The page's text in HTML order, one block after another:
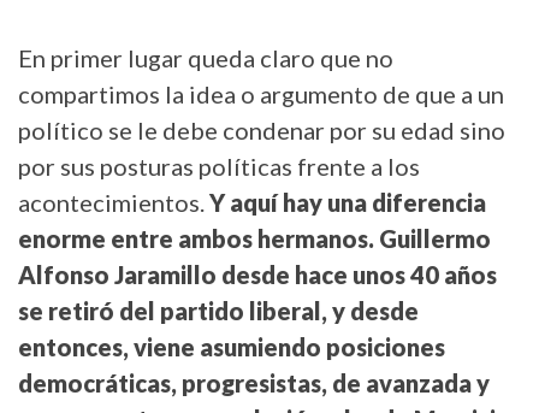
En primer lugar queda claro que no
compartimos la idea o argumento de que a un
político se le debe condenar por su edad sino
por sus posturas políticas frente a los
acontecimientos.Y aquí hay una diferencia
enorme entre ambos hermanos. Guillermo
Alfonso Jaramillo desde hace unos 40 años
se retiró del partido liberal, y desde
entonces, viene asumiendo posiciones
democráticas, progresistas, de avanzada y